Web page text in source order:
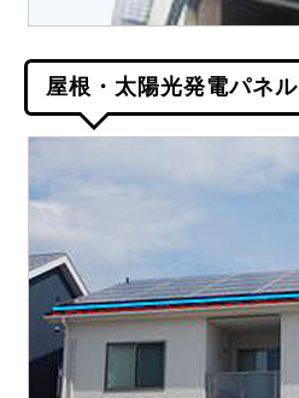
屋根・太陽光発電パネル